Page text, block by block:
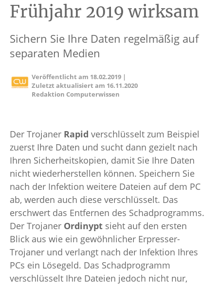
Frühjahr 2019 wirksam
Sichern Sie Ihre Daten regelmäßig auf
separaten Medien
Veröffentlicht am 18.02.2019 |
Zuletzt aktualisiert am 16.11.2020
Redaktion Computerwissen
Der Trojaner Rapid verschlüsselt zum Beispiel
zuerst Ihre Daten und sucht dann gezielt nach
Ihren Sicherheitskopien, damit Sie Ihre Daten
nicht wiederherstellen können. Speichern Sie
nach der Infektion weitere Dateien auf dem PC
ab, werden auch diese verschlüsselt. Das
erschwert das Entfernen des Schadprogramms.
Der Trojaner Ordinypt sieht auf den ersten
Blick aus wie ein gewöhnlicher Erpresser-
Trojaner und verlangt nach der Infektion Ihres
PCs ein Lösegeld. Das Schadprogramm
verschlüsselt Ihre Dateien jedoch nicht nur,